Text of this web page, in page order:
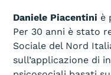
Daniele Piacentini è
Per 30 anni è stato
Sociale del Nord
sull’applicazione di